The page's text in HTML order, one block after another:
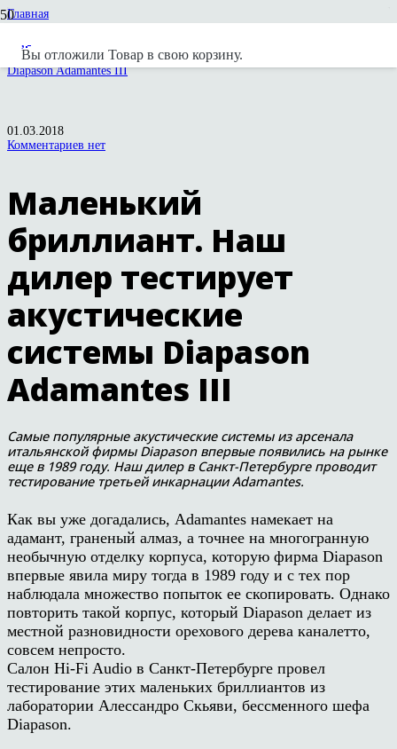
Вы отложили Товар в свою корзину.
Главная
Публикации в прессе
Маленький бриллиант. Наш дилер тестирует акустические системы
Diapason Adamantes III
01.03.2018
Комментариев нет
Маленький
бриллиант. Наш
дилер тестирует
акустические
системы Diapason
Adamantes III
Самые популярные акустические системы из арсенала
итальянской фирмы Diapason впервые появились на рынке
еще в 1989 году. Наш дилер в Санкт-Петербурге проводит
тестирование третьей инкарнации Adamantes.
Как вы уже догадались, Adamantes намекает на
адамант, граненый алмаз, а точнее на многогранную
необычную отделку корпуса, которую фирма Diapason
впервые явила миру тогда в 1989 году и с тех пор
наблюдала множество попыток ее скопировать. Однако
повторить такой корпус, который Diapason делает из
местной разновидности орехового дерева каналетто,
совсем непросто.
Салон Hi-Fi Audio в Санкт-Петербурге провел
тестирование этих маленьких бриллиантов из
лаборатории Алессандро Скьяви, бессменного шефа
Diapason.